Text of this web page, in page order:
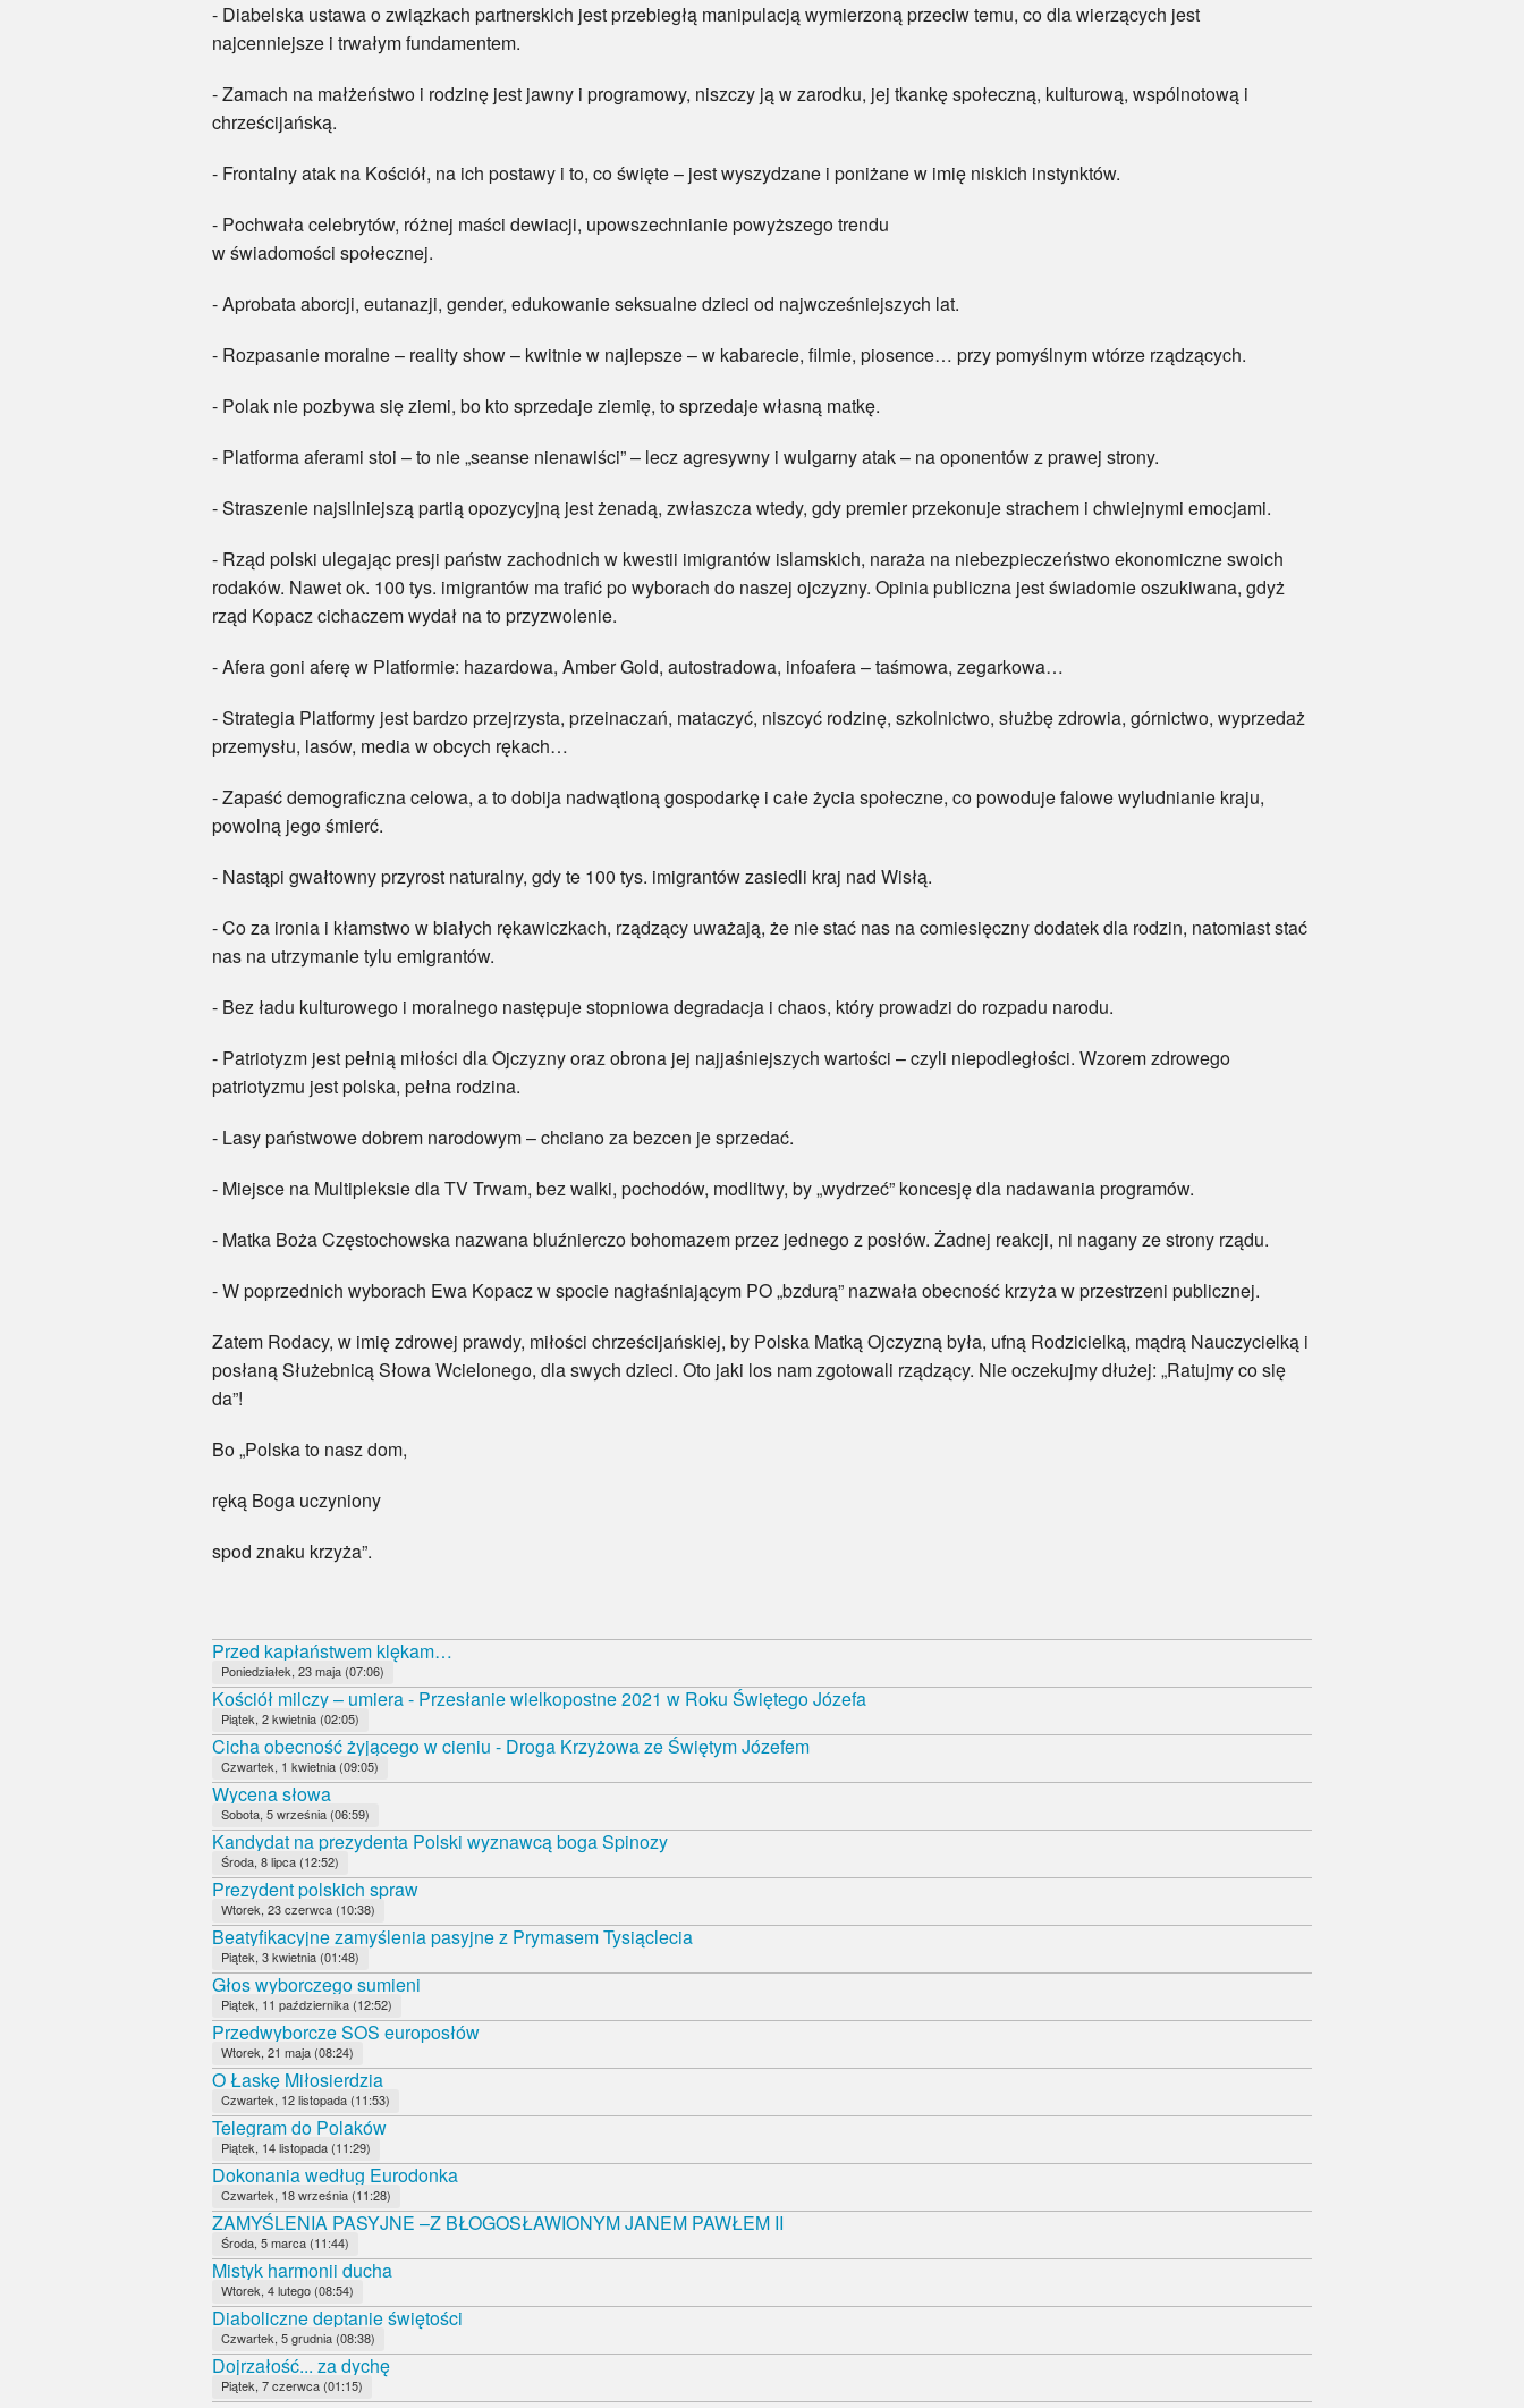
- Diabelska ustawa o związkach partnerskich jest przebiegłą manipulacją wymierzoną przeciw temu, co dla wierzących jest
najcenniejsze i trwałym fundamentem.
- Zamach na małżeństwo i rodzinę jest jawny i programowy, niszczy ją w zarodku, jej tkankę społeczną, kulturową, wspólnotową i
chrześcijańską.
- Frontalny atak na Kościół, na ich postawy i to, co święte – jest wyszydzane i poniżane w imię niskich instynktów.
- Pochwała celebrytów, różnej maści dewiacji, upowszechnianie powyższego trendu
w świadomości społecznej.
- Aprobata aborcji, eutanazji, gender, edukowanie seksualne dzieci od najwcześniejszych lat.
- Rozpasanie moralne – reality show – kwitnie w najlepsze – w kabarecie, filmie, piosence… przy pomyślnym wtórze rządzących.
- Polak nie pozbywa się ziemi, bo kto sprzedaje ziemię, to sprzedaje własną matkę.
- Platforma aferami stoi – to nie „seanse nienawiści” – lecz agresywny i wulgarny atak – na oponentów z prawej strony.
- Straszenie najsilniejszą partią opozycyjną jest żenadą, zwłaszcza wtedy, gdy premier przekonuje strachem i chwiejnymi emocjami.
- Rząd polski ulegając presji państw zachodnich w kwestii imigrantów islamskich, naraża na niebezpieczeństwo ekonomiczne swoich
rodaków. Nawet ok. 100 tys. imigrantów ma trafić po wyborach do naszej ojczyzny. Opinia publiczna jest świadomie oszukiwana, gdyż
rząd Kopacz cichaczem wydał na to przyzwolenie.
- Afera goni aferę w Platformie: hazardowa, Amber Gold, autostradowa, infoafera – taśmowa, zegarkowa…
- Strategia Platformy jest bardzo przejrzysta, przeinaczań, mataczyć, niszcyć rodzinę, szkolnictwo, służbę zdrowia, górnictwo, wyprzedaż
przemysłu, lasów, media w obcych rękach…
- Zapaść demograficzna celowa, a to dobija nadwątloną gospodarkę i całe życia społeczne, co powoduje falowe wyludnianie kraju,
powolną jego śmierć.
- Nastąpi gwałtowny przyrost naturalny, gdy te 100 tys. imigrantów zasiedli kraj nad Wisłą.
- Co za ironia i kłamstwo w białych rękawiczkach, rządzący uważają, że nie stać nas na comiesięczny dodatek dla rodzin, natomiast stać
nas na utrzymanie tylu emigrantów.
- Bez ładu kulturowego i moralnego następuje stopniowa degradacja i chaos, który prowadzi do rozpadu narodu.
- Patriotyzm jest pełnią miłości dla Ojczyzny oraz obrona jej najjaśniejszych wartości – czyli niepodległości. Wzorem zdrowego
patriotyzmu jest polska, pełna rodzina.
- Lasy państwowe dobrem narodowym – chciano za bezcen je sprzedać.
- Miejsce na Multipleksie dla TV Trwam, bez walki, pochodów, modlitwy, by „wydrzeć” koncesję dla nadawania programów.
- Matka Boża Częstochowska nazwana bluźnierczo bohomazem przez jednego z posłów. Żadnej reakcji, ni nagany ze strony rządu.
- W poprzednich wyborach Ewa Kopacz w spocie nagłaśniającym PO „bzdurą” nazwała obecność krzyża w przestrzeni publicznej.
Zatem Rodacy, w imię zdrowej prawdy, miłości chrześcijańskiej, by Polska Matką Ojczyzną była, ufną Rodzicielką, mądrą Nauczycielką i
posłaną Służebnicą Słowa Wcielonego, dla swych dzieci. Oto jaki los nam zgotowali rządzący. Nie oczekujmy dłużej: „Ratujmy co się
da”!
Bo „Polska to nasz dom,
ręką Boga uczyniony
spod znaku krzyża”.
Przed kapłaństwem klękam…
Poniedziałek, 23 maja (07:06)
Kościół milczy – umiera - Przesłanie wielkopostne 2021 w Roku Świętego Józefa
Piątek, 2 kwietnia (02:05)
Cicha obecność żyjącego w cieniu - Droga Krzyżowa ze Świętym Józefem
Czwartek, 1 kwietnia (09:05)
Wycena słowa
Sobota, 5 września (06:59)
Kandydat na prezydenta Polski wyznawcą boga Spinozy
Środa, 8 lipca (12:52)
Prezydent polskich spraw
Wtorek, 23 czerwca (10:38)
Beatyfikacyjne zamyślenia pasyjne z Prymasem Tysiąclecia
Piątek, 3 kwietnia (01:48)
Głos wyborczego sumieni
Piątek, 11 października (12:52)
Przedwyborcze SOS europosłów
Wtorek, 21 maja (08:24)
O Łaskę Miłosierdzia
Czwartek, 12 listopada (11:53)
Telegram do Polaków
Piątek, 14 listopada (11:29)
Dokonania według Eurodonka
Czwartek, 18 września (11:28)
ZAMYŚLENIA PASYJNE –Z BŁOGOSŁAWIONYM JANEM PAWŁEM II
Środa, 5 marca (11:44)
Mistyk harmonii ducha
Wtorek, 4 lutego (08:54)
Diaboliczne deptanie świętości
Czwartek, 5 grudnia (08:38)
Dojrzałość... za dychę
Piątek, 7 czerwca (01:15)